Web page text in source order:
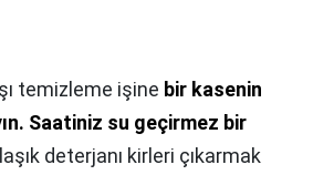
temizleme işine bir kasenin
Saatiniz su geçirmez bir
deterjanı kirleri çıkarmak